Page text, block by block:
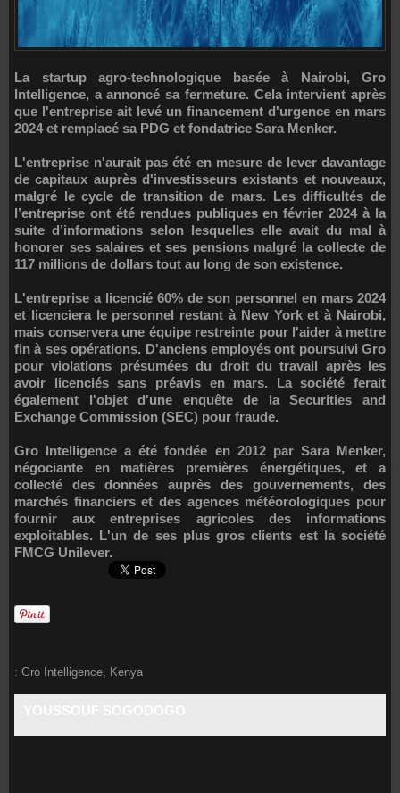
La startup agro-technologique basée à Nairobi, Gro
Intelligence, a annoncé sa fermeture. Cela intervient après
que l'entreprise ait levé un financement d'urgence en mars
2024 et remplacé sa PDG et fondatrice Sara Menker.
L'entreprise n'aurait pas été en mesure de lever davantage
de capitaux auprès d'investisseurs existants et nouveaux,
malgré le cycle de transition de mars. Les difficultés de
l’entreprise ont été rendues publiques en février 2024 à la
suite d’informations selon lesquelles elle avait du mal à
honorer ses salaires et ses pensions malgré la collecte de
117 millions de dollars tout au long de son existence.
L'entreprise a licencié 60% de son personnel en mars 2024
et licenciera le personnel restant à New York et à Nairobi,
mais conservera une équipe restreinte pour l'aider à mettre
fin à ses opérations. D'anciens employés ont poursuivi Gro
pour violations présumées du droit du travail après les
avoir licenciés sans préavis en mars. La société ferait
également l'objet d'une enquête de la Securities and
Exchange Commission (SEC) pour fraude.
Gro Intelligence a été fondée en 2012 par Sara Menker,
négociante en matières premières énergétiques, et a
collecté des données auprès des gouvernements, des
marchés financiers et des agences météorologiques pour
fournir aux entreprises agricoles des informations
exploitables. L'un de ses plus gros clients est la société
FMCG Unilever.
: Gro Intelligence Kenya